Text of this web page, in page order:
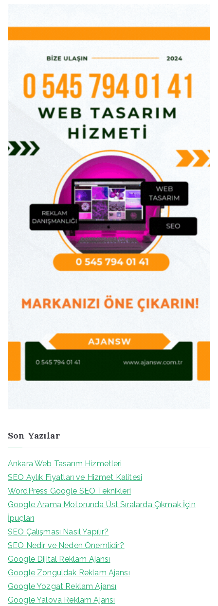
Son Yazılar
Ankara Web Tasarım Hizmetleri
SEO Aylık Fiyatları ve Hizmet Kalitesi
WordPress Google SEO Teknikleri
Google Arama Motorunda Üst Sıralarda Çıkmak İçin
İpuçları
SEO Çalışması Nasıl Yapılır?
SEO Nedir ve Neden Önemlidir?
Google Dijital Reklam Ajansı
Google Zonguldak Reklam Ajansı
Google Yozgat Reklam Ajansı
Google Yalova Reklam Ajansı